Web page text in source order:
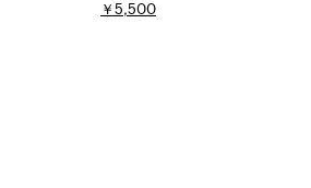
￥5,500